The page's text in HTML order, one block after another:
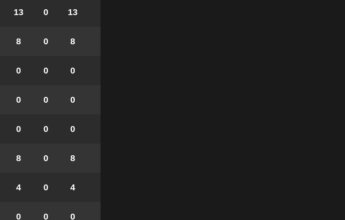
13 0 13
8 0 8
0 0 0
0 0 0
0 0 0
8 0 8
4 0 4
0 0 0